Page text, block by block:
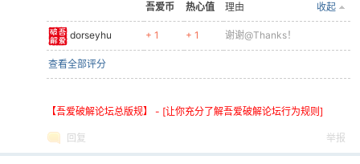
吾爱币 热心值 收起
理由
dorseyhu + 1 + 1 谢谢@Thanks！
查看全部评分
【吾爱破解论坛总版规】 - [让你充分了解吾爱破解论坛行为规则]
回复 举报